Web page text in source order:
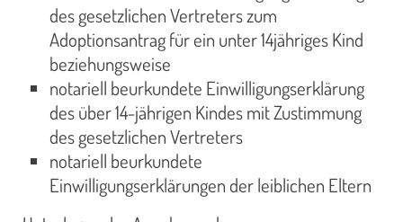
des gesetzlichen Vertreters zum
Adoptionsantrag für ein unter 14jähriges Kind
beziehungsweise
notariell beurkundete Einwilligungserklärung
des über 14-jährigen Kindes mit Zustimmung
des gesetzlichen Vertreters
notariell beurkundete
Einwilligungserklärungen der leiblichen Eltern